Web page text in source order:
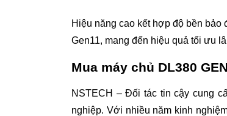
Hiệu năng cao kết hợp độ bền bảo
Gen11, mang đến hiệu quả tối ưu
Mua máy chủ DL380
NSTECH – Đối tác tin cậy cung
nghiệp. Với nhiều năm kinh